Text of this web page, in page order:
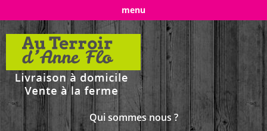
menu
Qui sommes nous ?